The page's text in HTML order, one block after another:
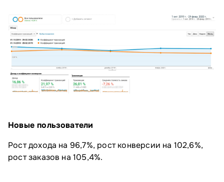
Новые пользователи
Рост дохода на 96,7%, рост конверсии на 102,6%,
рост заказов на 105,4%.